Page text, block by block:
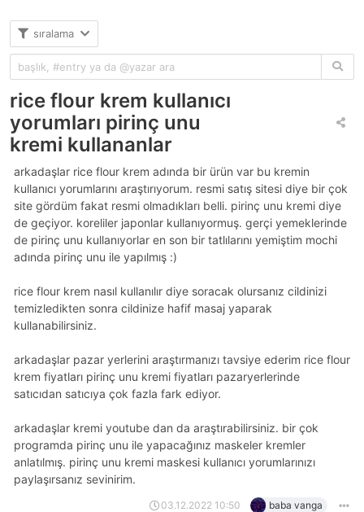
sıralama
rice flour krem kullanıcı
yorumları pirinç unu
kremi kullananlar
arkadaşlar rice flour krem adında bir ürün var bu kremin
kullanıcı yorumlarını araştırıyorum. resmi satış sitesi diye bir çok
site gördüm fakat resmi olmadıkları belli. pirinç unu kremi diye
de geçiyor. koreliler japonlar kullanıyormuş. gerçi yemeklerinde
de pirinç unu kullanıyorlar en son bir tatlılarını yemiştim mochi
adında pirinç unu ile yapılmış :)
rice flour krem nasıl kullanılır diye soracak olursanız cildinizi
temizledikten sonra cildinize hafif masaj yaparak
kullanabilirsiniz.
arkadaşlar pazar yerlerini araştırmanızı tavsiye ederim rice flour
krem fiyatları pirinç unu kremi fiyatları pazaryerlerinde
satıcıdan satıcıya çok fazla fark ediyor.
arkadaşlar kremi youtube dan da araştırabilirsiniz. bir çok
programda pirinç unu ile yapacağınız maskeler kremler
anlatılmış. pirinç unu kremi maskesi kullanıcı yorumlarınızı
paylaşırsanız sevinirim.
03.12.2022 10:50 baba vanga